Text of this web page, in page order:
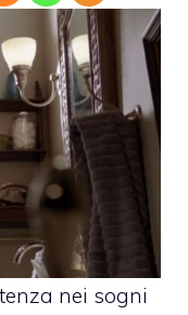
nei sogni